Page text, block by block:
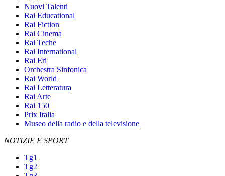
Nuovi Talenti
Rai Educational
Rai Fiction
Rai Cinema
Rai Teche
Rai International
Rai Eri
Orchestra Sinfonica
Rai World
Rai Letteratura
Rai Arte
Rai 150
Prix Italia
Museo della radio e della televisione
NOTIZIE E SPORT
Tg1
Tg2